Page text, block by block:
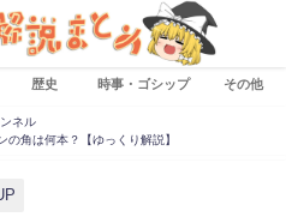
歴史 時事・ゴシップ その他
ネル
の角は何本？【ゆっくり解説】